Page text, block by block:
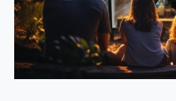
一吸完美對位 擁有超強吸力與超好用的隱磁支架 O-ONE MAG 最會吸的行動電源 開箱 評測
OPPO 哈蘇 300mm 專業增距鏡實測：Find X9 Ultra 光學長焦隨手拍，紀錄生活就是這麼簡單
Motorola edge 70 pro 及 moto g37 power上市，登錄在送飛利浦氣炸鍋
近八千元的 Soundcore Liberty 5 Pro Max，有螢幕的耳機會是智商稅嗎?
ASUS Pad 全面應援 Me Time，加碼愛奇藝黃金雙周卡體驗，專案價最低 NT$0 起